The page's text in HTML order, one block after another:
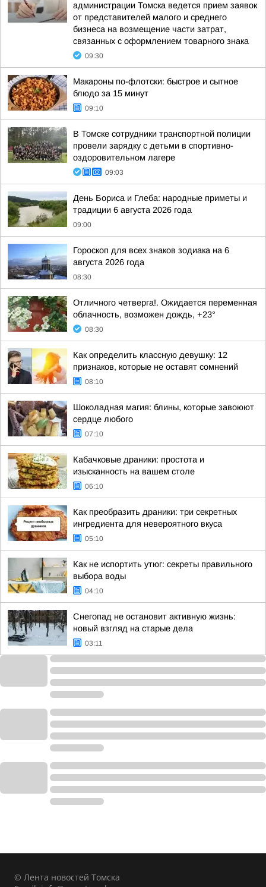
администрации Томска ведется прием заявок
от представителей малого и среднего
бизнеса на возмещение части затрат,
связанных с оформлением товарного знака
09:30
Макароны по-флотски: быстрое и сытное
блюдо за 15 минут
09:10
В Томске сотрудники транспортной полиции
провели зарядку с детьми в спортивно-
оздоровительном лагере
09:03
День Бориса и Глеба: народные приметы и
традиции 6 августа 2026 года
09:00
Гороскоп для всех знаков зодиака на 6
августа 2026 года
08:30
Отличного четверга!. Ожидается переменная
облачность, возможен дождь, +23°
08:30
Как определить классную девушку: 12
признаков, которые не оставят сомнений
08:10
Шоколадная магия: блины, которые завоюют
сердце любого
07:10
Кабачковые драники: простота и
изысканность на вашем столе
06:10
Как преобразить драники: три секретных
ингредиента для невероятного вкуса
05:10
Как не испортить утюг: секреты правильного
выбора воды
04:10
Снегопад не остановит активную жизнь:
новый взгляд на старые дела
03:11
© Лента новостей Томска